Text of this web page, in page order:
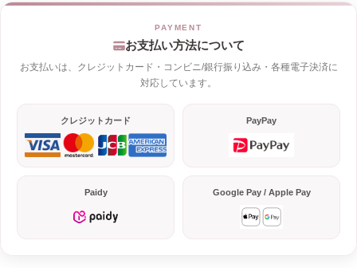
お支払い方法について
お支払いは、クレジットカード・コンビニ/銀行振り込み・各種電子決済に
対応しています。
クレジットカード PayPay
Paidy Google Pay / Apple Pay